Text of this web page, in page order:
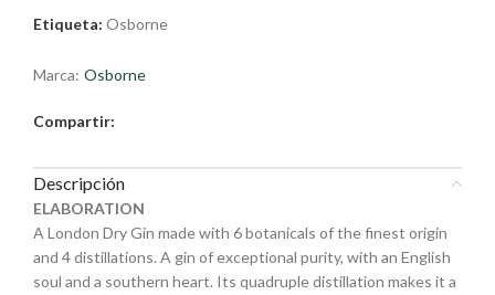
Etiqueta: Osborne
Marca: Osborne
Compartir:
Descripción
ELABORATION
A London Dry Gin made with 6 botanicals of the finest origin
and 4 distillations. A gin of exceptional purity, with an English
soul and a southern heart. Its quadruple distillation makes it a